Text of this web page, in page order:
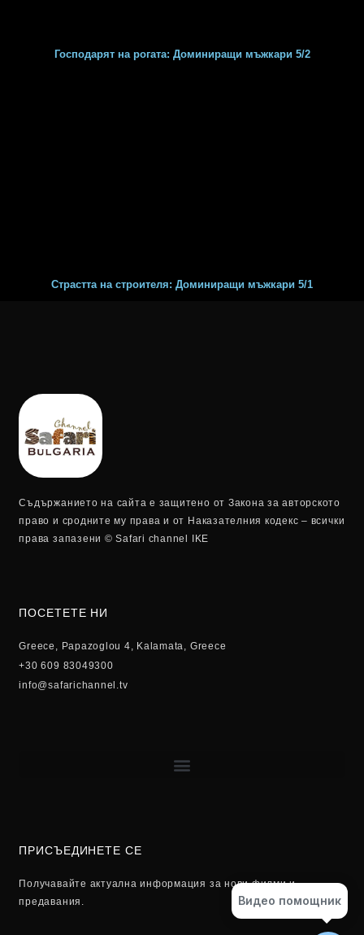
Господарят на рогата: Доминиращи мъжкари 5/2
Страстта на строителя: Доминиращи мъжкари 5/1
Съдържанието на сайта е защитено от Закона за авторското
право и сродните му права и от Наказателния кодекс – всички
права запазени © Safari channel IKE
ПОСЕТЕТЕ НИ
Greece, Papazoglou 4, Kalamata, Greece
+30 609 83049300
info@safarichannel.tv
ПРИСЪЕДИНЕТЕ СЕ
Получавайте актуална информация за нови филми и
предавания.
Видео помощник